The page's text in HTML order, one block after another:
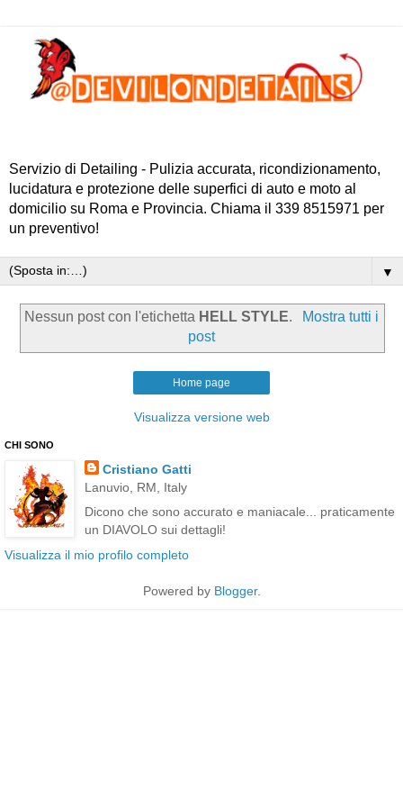
Servizio di Detailing - Pulizia accurata, ricondizionamento,
lucidatura e protezione delle superfici di auto e moto al
domicilio su Roma e Provincia. Chiama il 339 8515971 per
un preventivo!
▼
Nessun post con l'etichetta HELL STYLE.
Mostra tutti i
post
Home page
Visualizza versione web
CHI SONO
Cristiano Gatti
Lanuvio, RM, Italy
Dicono che sono accurato e maniacale... praticamente
un DIAVOLO sui dettagli!
Visualizza il mio profilo completo
Powered by Blogger.